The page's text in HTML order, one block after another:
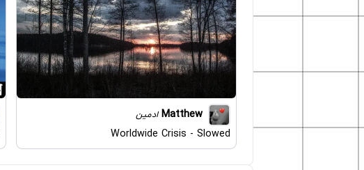
Matthew ادمین
Worldwide Crisis - Slowed